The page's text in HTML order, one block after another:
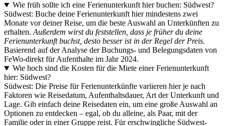
Wie früh sollte ich eine Ferienunterkunft hier buchen: Südwest?
Südwest: Buche deine Ferienunterkunft hier mindestens zwei
Monate vor deiner Reise, um die beste Auswahl an Unterkünften zu
erhalten. Außerdem wirst du feststellen, dass je früher du deine
Ferienunterkunft buchst, desto besser ist in der Regel der Preis.
Basierend auf der Analyse der Buchungs- und Belegungsdaten von
FeWo-direkt für Aufenthalte im Jahr 2024.
Wie hoch sind die Kosten für die Miete einer Ferienunterkunft
hier: Südwest?
Südwest: Die Preise für Ferienunterkünfte variieren hier je nach
Faktoren wie Reisedatum, Aufenthaltsdauer, Art der Unterkunft und
Lage. Gib einfach deine Reisedaten ein, um eine große Auswahl an
Optionen zu entdecken – egal, ob du alleine, als Paar, mit der
Familie oder in einer Gruppe reist. Für erschwingliche Südwest-